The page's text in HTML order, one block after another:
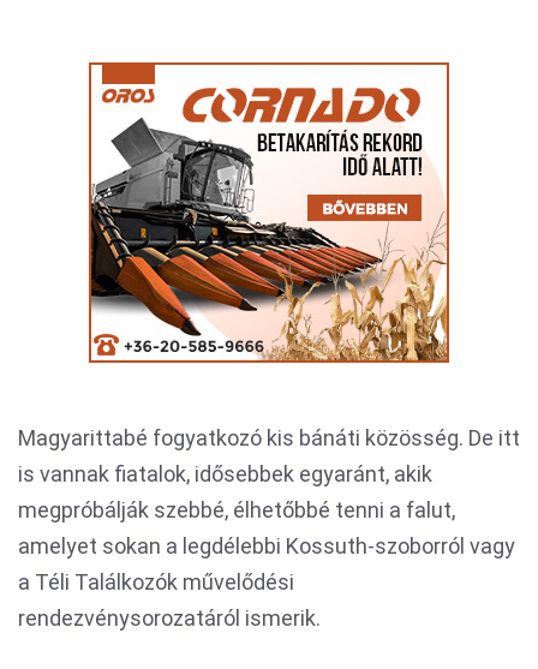
Magyarittabé fogyatkozó kis bánáti közösség. De itt
is vannak fiatalok, idősebbek egyaránt, akik
megpróbálják szebbé, élhetőbbé tenni a falut,
amelyet sokan a legdélebbi Kossuth-szoborról vagy
a Téli Találkozók művelődési
rendezvénysorozatáról ismerik.